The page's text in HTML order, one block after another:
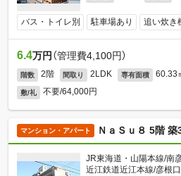
バス・トイレ別 駐車場あり 追い炊き
6.4万円 （管理費4,100円）
階数 2階 間取り 2LDK 専有面積 60.33
敷/礼 不要/64,000円
マンション・アパート ＮａＳｕ８ 5階
JR東海道・山陽本線/南
近江鉄道近江本線/彦根